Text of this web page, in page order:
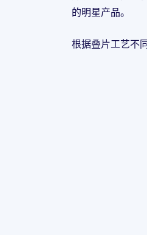
的明星产品。
根据叠片工艺不